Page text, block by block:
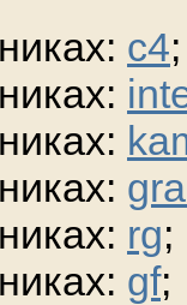
c4;
rg;
gf;